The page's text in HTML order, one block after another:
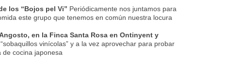
los “Bojos pel Vi” Periódicamente nos juntamos para
este grupo que tenemos en común nuestra locura
en la Finca Santa Rosa en Ontinyent y
vinícolas” y a la vez aprovechar para probar
de cocina japonesa